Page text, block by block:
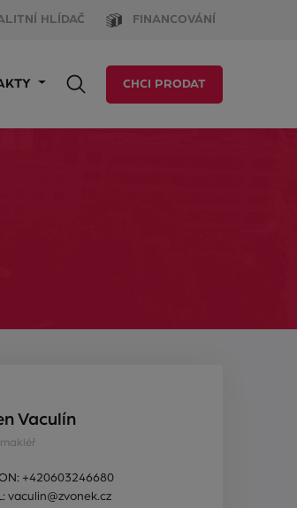
HLÍDAČ FINANCOVÁNÍ
CHCI PRODAT
Vaculín
+420603246680
vaculin@zvonek.cz